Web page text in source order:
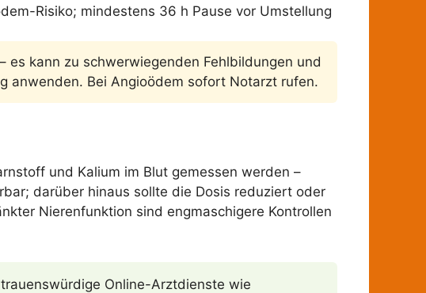
Risiko; mindestens 36 h Pause vor Umstellung
kann zu schwerwiegenden Fehlbildungen und
anwenden. Bei Angioödem sofort Notarzt rufen.
und Kalium im Blut gemessen werden –
darüber hinaus sollte die Dosis reduziert oder
Nierenfunktion sind engmaschigere Kontrollen
Online-Arztdienste wie